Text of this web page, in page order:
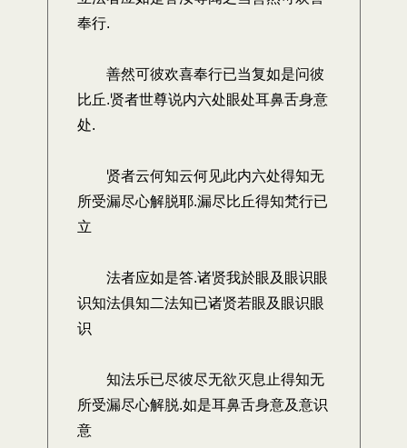
奉行.
善然可彼欢喜奉行已当复如是问彼
比丘.贤者世尊说内六处眼处耳鼻舌身意
处.
贤者云何知云何见此内六处得知无
所受漏尽心解脱耶.漏尽比丘得知梵行已
立
法者应如是答.诸贤我於眼及眼识眼
识知法俱知二法知已诸贤若眼及眼识眼
识
知法乐已尽彼尽无欲灭息止得知无
所受漏尽心解脱.如是耳鼻舌身意及意识
意